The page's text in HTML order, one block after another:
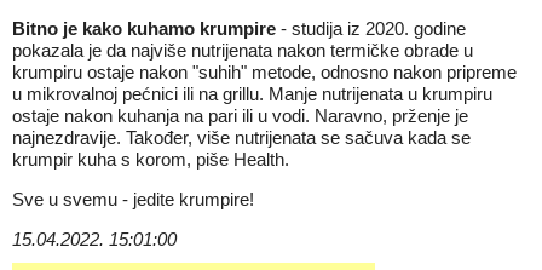
Bitno je kako kuhamo krumpire - studija iz 2020. godine
pokazala je da najviše nutrijenata nakon termičke obrade u
krumpiru ostaje nakon "suhih" metode, odnosno nakon pripreme
u mikrovalnoj pećnici ili na grillu. Manje nutrijenata u krumpiru
ostaje nakon kuhanja na pari ili u vodi. Naravno, prženje je
najnezdravije. Također, više nutrijenata se sačuva kada se
krumpir kuha s korom, piše Health.
Sve u svemu - jedite krumpire!
15.04.2022. 15:01:00